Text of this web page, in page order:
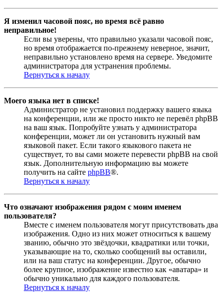
Я изменил часовой пояс, но время всё равно
неправильное!
Если вы уверены, что правильно указали часовой пояс,
но время отображается по-прежнему неверное, значит,
неправильно установлено время на сервере. Уведомите
администратора для устранения проблемы.
Вернуться к началу
Моего языка нет в списке!
Администратор не установил поддержку вашего языка
на конференции, или же просто никто не перевёл phpBB
на ваш язык. Попробуйте узнать у администратора
конференции, может ли он установить нужный вам
языковой пакет. Если такого языкового пакета не
существует, то вы сами можете перевести phpBB на свой
язык. Дополнительную информацию вы можете
получить на сайте phpBB®.
Вернуться к началу
Что означают изображения рядом с моим именем
пользователя?
Вместе с именем пользователя могут присутствовать два
изображения. Одно из них может относиться к вашему
званию, обычно это звёздочки, квадратики или точки,
указывающие на то, сколько сообщений вы оставили,
или на ваш статус на конференции. Другое, обычно
более крупное, изображение известно как «аватара» и
обычно уникально для каждого пользователя.
Вернуться к началу